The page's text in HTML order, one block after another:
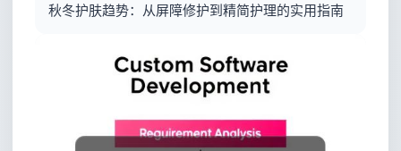
秋冬护肤趋势：从屏障修护到精简护理的实用指南